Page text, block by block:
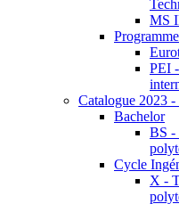
MS
PEI
Catalogue 2023 -
Bachelor
BS -
Cycle
X -